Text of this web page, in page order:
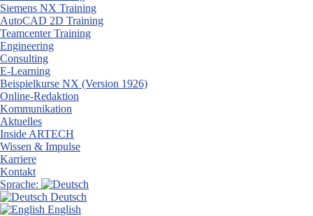
Siemens NX Training
AutoCAD 2D Training
Teamcenter Training
Engineering
Consulting
E-Learning
Beispielkurse NX (Version 1926)
Online-Redaktion
Kommunikation
Aktuelles
Inside ARTECH
Wissen & Impulse
Karriere
Kontakt
Sprache:
Deutsch
English